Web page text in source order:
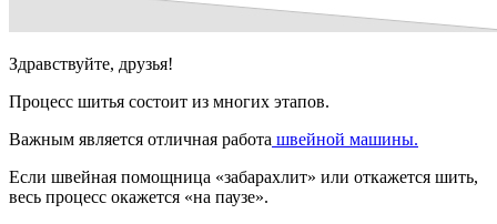
Здравствуйте, друзья!
Процесс шитья состоит из многих этапов.
Важным является отличная работа швейной машины.
Если швейная помощница «забарахлит» или откажется шить,
весь процесс окажется «на паузе».